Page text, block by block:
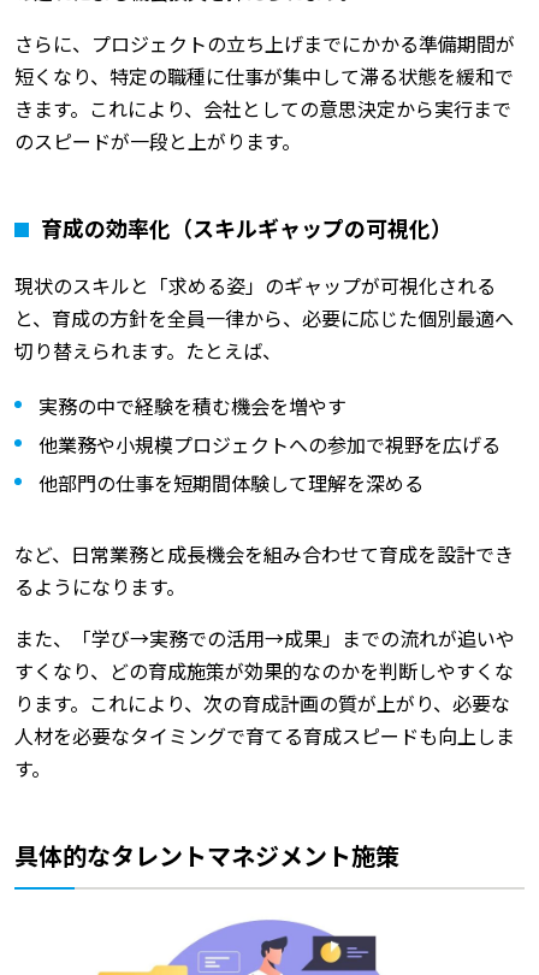
さらに、プロジェクトの立ち上げまでにかかる準備期間が
短くなり、特定の職種に仕事が集中して滞る状態を緩和で
きます。これにより、会社としての意思決定から実行まで
のスピードが一段と上がります。
育成の効率化（スキルギャップの可視化）
現状のスキルと「求める姿」のギャップが可視化される
と、育成の方針を全員一律から、必要に応じた個別最適へ
切り替えられます。たとえば、
実務の中で経験を積む機会を増やす
他業務や小規模プロジェクトへの参加で視野を広げる
他部門の仕事を短期間体験して理解を深める
など、日常業務と成長機会を組み合わせて育成を設計でき
るようになります。
また、「学び→実務での活用→成果」までの流れが追いや
すくなり、どの育成施策が効果的なのかを判断しやすくな
ります。これにより、次の育成計画の質が上がり、必要な
人材を必要なタイミングで育てる育成スピードも向上しま
す。
具体的なタレントマネジメント施策